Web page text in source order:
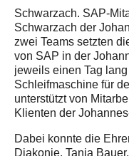
Schwarzach. SAP-
Schwarzach der
zwei Teams setzten
von SAP in der
jeweils einen Tag
Schleifmaschine für
unterstützt von
Klienten der
Dabei konnte die
Diakonie, Tanja